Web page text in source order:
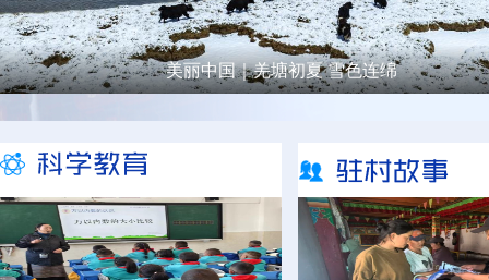
美丽中国｜羌塘初夏 雪色连绵